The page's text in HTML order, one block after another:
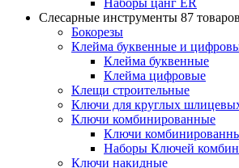
Наборы цанг ER
Слесарные инструменты 87 товаров
Бокорезы
Клейма буквенные и
Клейма буквенные
Клейма цифровые
Клещи строительные
Ключи для круглых
Ключи комбинированные
Ключи
Наборы Ключей
Ключи накидные